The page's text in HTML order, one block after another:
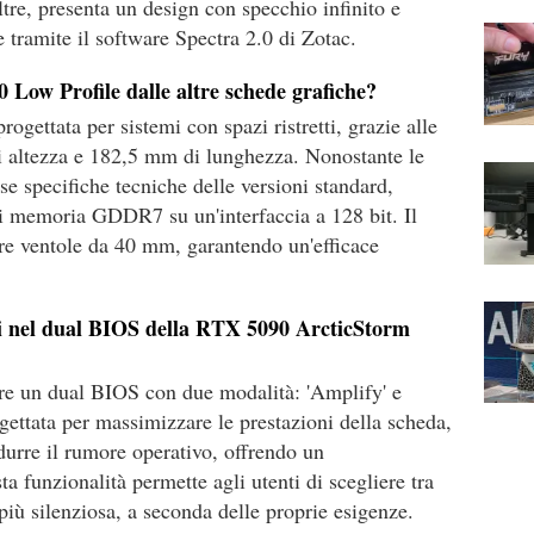
presenta un design con specchio infinito e
il software Spectra 2.0 di Zotac.
Low Profile dalle altre schede grafiche?
per sistemi con spazi ristretti, grazie alle
e 182,5 mm di lunghezza. Nonostante le
specifiche tecniche delle versioni standard,
GDDR7 su un'interfaccia a 128 bit. Il
ventole da 40 mm, garantendo un'efficace
dual BIOS della RTX 5090 ArcticStorm
un dual BIOS con due modalità: 'Amplify' e
per massimizzare le prestazioni della scheda,
il rumore operativo, offrendo un
funzionalità permette agli utenti di scegliere tra
silenziosa, a seconda delle proprie esigenze.